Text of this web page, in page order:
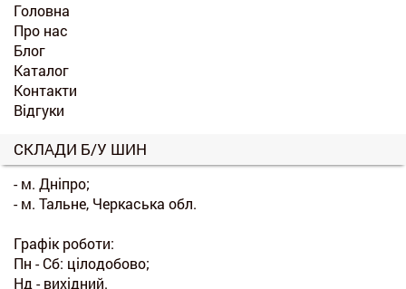
Головна
Про нас
Блог
Каталог
Контакти
Відгуки
СКЛАДИ Б/У ШИН
- м. Дніпро;
- м. Тальне, Черкаська обл.
Графік роботи:
Пн - Сб: цілодобово;
Нд - вихідний.